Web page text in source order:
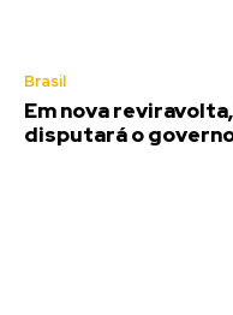
Brasil
Em nova
disputará o